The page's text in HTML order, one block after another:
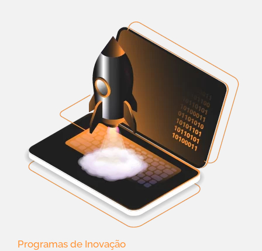
Programas de Inovação